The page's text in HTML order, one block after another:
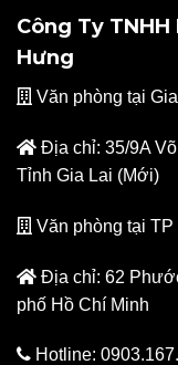
Công Ty
Hưng
Văn phòng tại
Địa chỉ: 35/9A
Tỉnh Gia Lai (Mới)
Văn phòng tại TP
Địa chỉ: 62
phố Hồ Chí Minh
Hotline: